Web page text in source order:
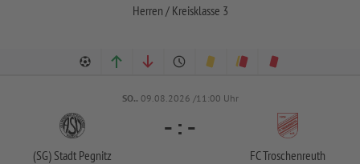
Herren / Kreisklasse 3
SO.. 09.08.2026 /11:00 Uhr
(SG) Stadt Pegnitz
- : -
FC Troschenreuth